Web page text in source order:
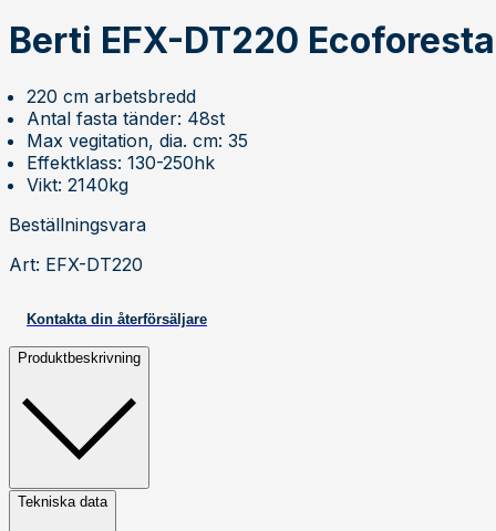
Berti EFX-DT220
220 cm arbetsbredd
Antal fasta tänder: 48st
Max vegitation, dia. cm: 35
Effektklass: 130-250hk
Vikt: 2140kg
Beställningsvara
Art: EFX-DT220
Kontakta din återförsäljare
Produktbeskrivning
Tekniska data